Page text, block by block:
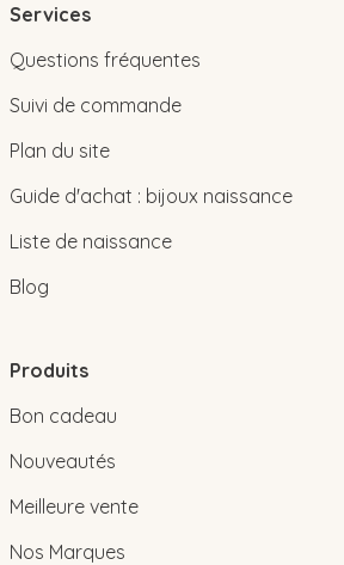
Services
Questions fréquentes
Suivi de commande
Plan du site
Guide d'achat : bijoux naissance
Liste de naissance
Blog
Produits
Bon cadeau
Nouveautés
Meilleure vente
Nos Marques